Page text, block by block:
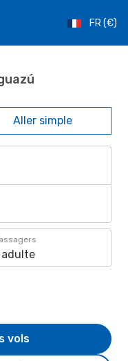
FR (€)
Aller simple
adulte
vols